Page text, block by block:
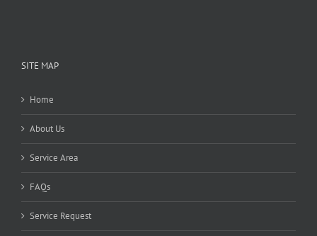
SITE MAP
Home
About Us
Service Area
FAQs
Service Request